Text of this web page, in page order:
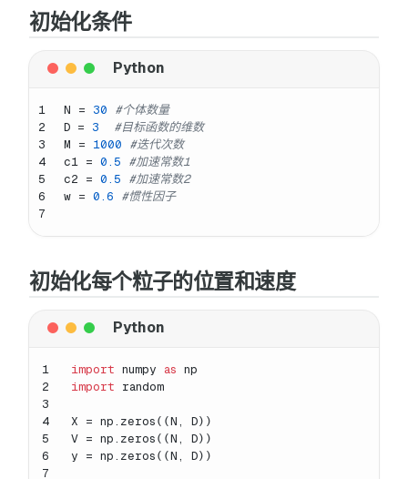
初始化条件
1
2
3
4
5
6
7
N = 30
#个体数量
D = 3
#目标函数的维数
M = 1000
#迭代次数
c1 = 0.5
#加速常数1
c2 = 0.5
#加速常数2
w = 0.6 #惯性因子
初始化每个粒子的位置和速度
1
2
3
4
5
6
7
import numpy as np
import random
X = np.zeros((N, D))
V = np.zeros((N, D))
y = np.zeros((N, D))